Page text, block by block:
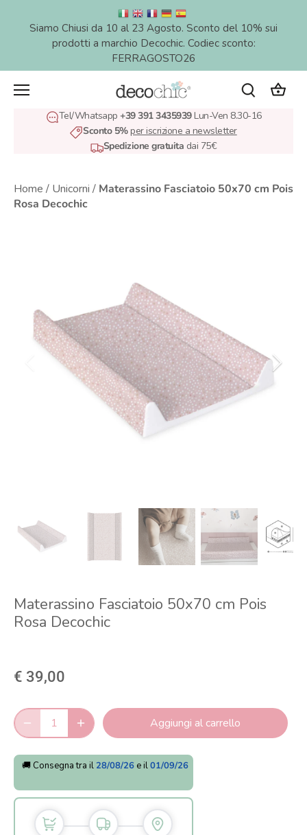
Siamo Chiusi da 10 al 23 Agosto. Sconto del 10% sui
prodotti a marchio Decochic. Codiec sconto:
FERRAGOSTO26
Tel/Whatsapp +39 391 3435939Lun-Ven 8.30-16
Sconto 5%per iscrizione a newsletter
Spedizione gratuita dai 75€
Home / Unicorni / Materassino Fasciatoio 50x70 cm Pois
Rosa Decochic
Materassino Fasciatoio 50x70 cm Pois
Rosa Decochic
€ 39,00
Aggiungi al carrello
🚚 Consegna tra il 28/08/26 e il01/09/26